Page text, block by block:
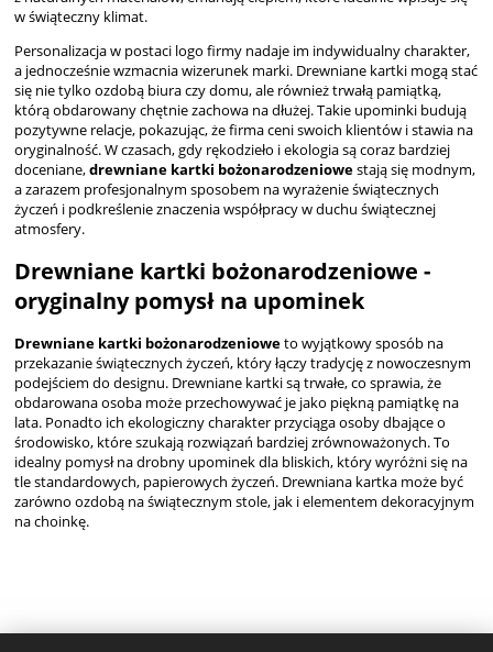
w świąteczny klimat.
Personalizacja w postaci logo firmy nadaje im indywidualny charakter,
a jednocześnie wzmacnia wizerunek marki. Drewniane kartki mogą stać
się nie tylko ozdobą biura czy domu, ale również trwałą pamiątką,
którą obdarowany chętnie zachowa na dłużej. Takie upominki budują
pozytywne relacje, pokazując, że firma ceni swoich klientów i stawia na
oryginalność. W czasach, gdy rękodzieło i ekologia są coraz bardziej
doceniane,drewniane kartki bożonarodzeniowestają się modnym,
a zarazem profesjonalnym sposobem na wyrażenie świątecznych
życzeń i podkreślenie znaczenia współpracy w duchu świątecznej
atmosfery.
Drewniane kartki bożonarodzeniowe -
oryginalny pomysł na upominek
Drewniane kartki bożonarodzenioweto wyjątkowy sposób na
przekazanie świątecznych życzeń, który łączy tradycję z nowoczesnym
podejściem do designu. Drewniane kartki są trwałe, co sprawia, że
obdarowana osoba może przechowywać je jako piękną pamiątkę na
lata. Ponadto ich ekologiczny charakter przyciąga osoby dbające o
środowisko, które szukają rozwiązań bardziej zrównoważonych. To
idealny pomysł na drobny upominek dla bliskich, który wyróżni się na
tle standardowych, papierowych życzeń. Drewniana kartka może być
zarówno ozdobą na świątecznym stole, jak i elementem dekoracyjnym
na choinkę.